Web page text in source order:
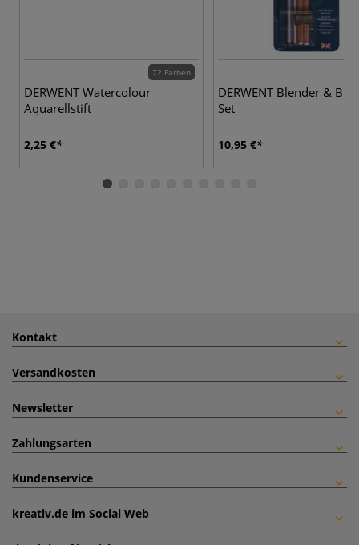
72 Farben
DERWENT Watercolour
Aquarellstift
2,25 €
DERWENT Blender &
Set
10,95 €
Kontakt
Versandkosten
Newsletter
Zahlungsarten
Kundenservice
kreativ.de im Social Web